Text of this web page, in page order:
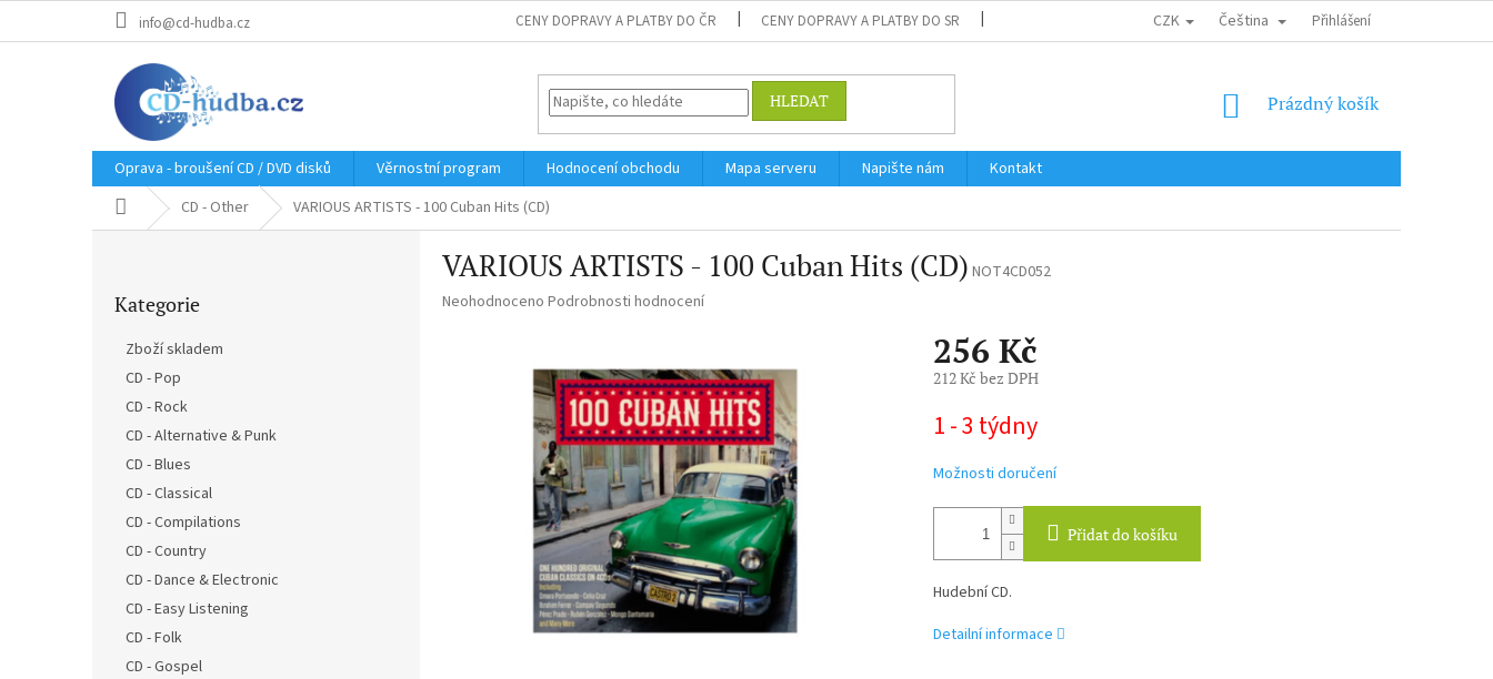
info@cd-hudba.cz CENY DOPRAVY A PLATBY DO ČR CENY DOPRAVY A PLATBY DO SR DOPRAVA DO EU / INTERNATIONAL SHIPPING OBCHODNÍ PODMÍNKY
CZK Čeština Přihlášení
HLEDAT
NÁKUPNÍ
Prázdný košík
Oprava - broušení CD / DVD disků Věrnostní program Hodnocení obchodu Mapa serveru Napište nám
Kontakt
Domů CD - Other VARIOUS ARTISTS - 100 Cuban Hits (CD)
kategorie
Kategorie
Zboží skladem
CD - Pop
CD - Rock
CD - Alternative & Punk
CD - Blues
CD - Classical
CD - Compilations
CD - Country
CD - Dance & Electronic
CD - Easy Listening
CD - Folk
CD - Gospel
VARIOUS ARTISTS - 100 Cuban Hits (CD) NOT4CD052
Průměrné
Neohodnoceno Podrobnosti hodnocení
256 Kč
212 Kč bez DPH
cena:
1 - 3 týdny
Možnosti doručení
Přidat do košíku
Hudební CD.
Detailní informace